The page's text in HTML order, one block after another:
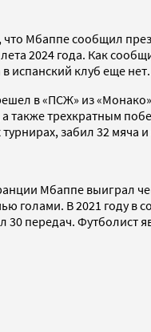
что Мбаппе сообщил
2024 года. Как
испанский клуб еще
в «ПСЖ» из
трехкратным
забил 32
Мбаппе выиграл
голами. В 2021 году в
30 передач.